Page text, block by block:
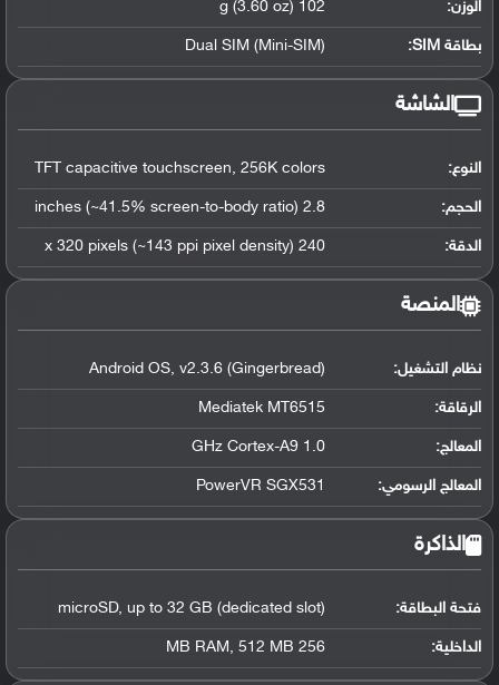
الوزن: 102 g (3.60 oz)
بطاقة SIM: Dual SIM (Mini-SIM)
الشاشة
النوع: TFT capacitive touchscreen, 256K colors
الحجم: 2.8 inches (~41.5% screen-to-body ratio)
الدقة: 240 x 320 pixels (~143 ppi pixel density)
المنصة
نظام التشغيل:
Android OS, v2.3.6 (Gingerbread)
الرقاقة:
Mediatek MT6515
المعالج:
1.0 GHz Cortex-A9
المعالج الرسومي:
PowerVR SGX531
الذاكرة
فتحة البطاقة: microSD, up to 32 GB (dedicated slot)
الداخلية: 256 MB RAM, 512 MB